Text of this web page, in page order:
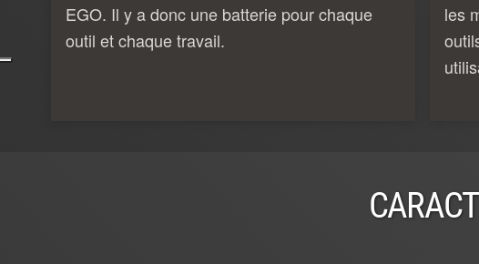
EGO. Il y a donc une batterie pour chaque
outil et chaque travail.
les